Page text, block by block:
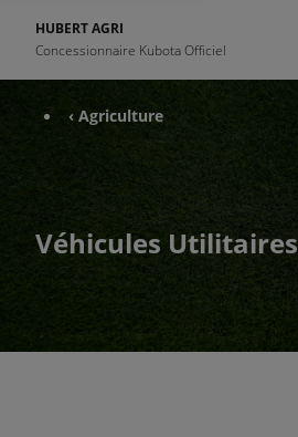
HUBERT AGRI
Concessionnaire Kubota Officiel
‹ Agriculture
Véhicules Utilitaires